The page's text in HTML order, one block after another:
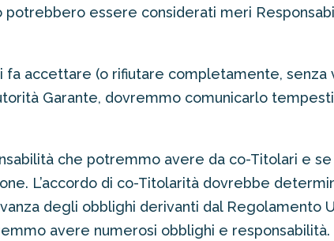
essere considerati meri
fa accettare (o rifiutare completamente, senza
Garante, dovremmo comunicarlo
che potremmo avere da co-Titolari e
L’accordo di co-Titolarità dovrebbe
degli obblighi derivanti dal Regolamento
avere numerosi obblighi e responsabilità.